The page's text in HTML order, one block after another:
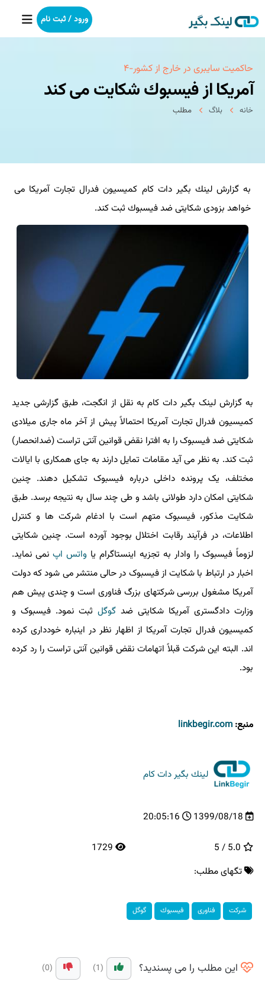
خانه
بکلینک
خدمات ما
درباره ما
آموزش
ورود / ثبت نام
حاكمیت سایبری در خارج از كشور-۴
آمریكا از فیسبوك شكایت می كند
خانه بلاگ مطلب
به گزارش لینك بگیر دات كام كمیسیون فدرال تجارت آمریكا می
خواهد بزودی شكایتی ضد فیسبوك ثبت كند.
به گزارش لینک بگیر دات کام به نقل از انگجت، طبق گزارشی جدید
کمیسیون فدرال تجارت آمریکا احتمالاً پیش از آخر ماه جاری میلادی
شکایتی ضد فیسبوک را به افترا نقض قوانین آنتی تراست (ضدانحصار)
ثبت کند. به نظر می آید مقامات تمایل دارند به جای همکاری با ایالات
مختلف، یک پرونده داخلی درباره فیسبوک تشکیل دهند. چنین
شکایتی امکان دارد طولانی باشد و طی چند سال به نتیجه برسد. طبق
شکایت مذکور، فیسبوک متهم است با ادغام شرکت ها و کنترل
اطلاعات، در فرآیند رقابت اختلال بوجود آورده است. چنین شکایتی
لزوماً فیسبوک را وادار به تجزیه اینستاگرام یا واتس اپ نمی نماید.
اخبار در ارتباط با شکایت از فیسبوک در حالی منتشر می شود که دولت
آمریکا مشغول بررسی شرکتهای بزرگ فناوری است و چندی پیش هم
وزارت دادگستری آمریکا شکایتی ضد گوگل ثبت نمود. فیسبوک و
کمیسیون فدرال تجارت آمریکا از اظهار نظر در اینباره خودداری کرده
اند. البته این شرکت قبلاً اتهامات نقض قوانین آنتی تراست را رد کرده
بود.
منبع: linkbegir.com
لینك بگیر دات كام
1399/08/18
20:05:16
تگهای مطلب:
شركت فناوری فیسبوك گوگل
این مطلب را می پسندید؟ (1)
(0)